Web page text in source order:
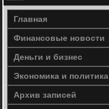
Главная
Финансовые новости
Деньги и бизнес
Экономика и политика
Архив записей